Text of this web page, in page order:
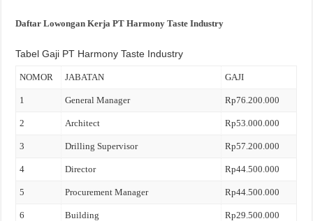
Daftar Lowongan Kerja PT Harmony Taste Industry
Tabel Gaji PT Harmony Taste Industry
NOMOR JABATAN GAJI
1 General Manager Rp76.200.000
2 Architect Rp53.000.000
3 Drilling Supervisor Rp57.200.000
4 Director Rp44.500.000
5 Procurement Manager Rp44.500.000
6 Building Rp29.500.000